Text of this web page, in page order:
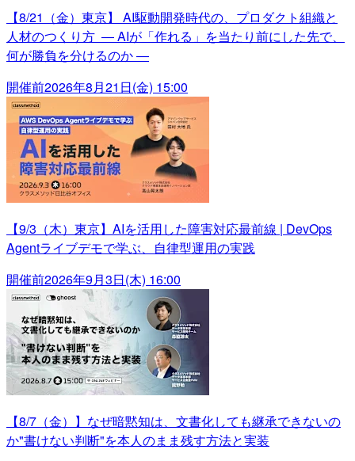
【8/21（金）東京】 AI駆動開発時代の、プロダクト組織と
人材のつくり方 ― AIが「作れる」を当たり前にした先で、
何が勝負を分けるのか ―
開催前2026年8月21日(金) 15:00
【9/3（木）東京】AIを活用した障害対応最前線 | DevOps
Agentライブデモで学ぶ、自律型運用の実践
開催前2026年9月3日(木) 16:00
【8/7（金）】なぜ暗黙知は、文書化しても継承できないの
か"書けない判断"を本人のまま残す方法と実装